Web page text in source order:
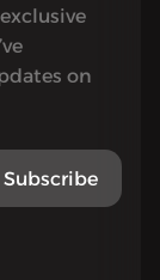
on
Subscribe